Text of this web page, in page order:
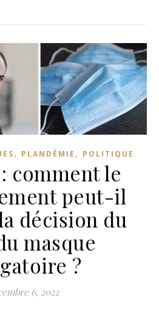
, PLANDÉMIE , POLITIQUE
comment le
peut-il
décision du
masque
?
6, 2022